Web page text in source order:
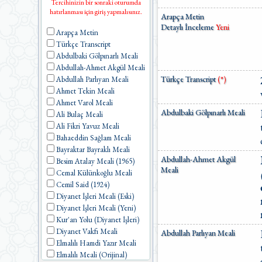
Tercihinizin bir sonraki oturumda
hatırlanması için giriş yapmalısınız.
Arapça Metin
Türkçe Transcript
Abdulbaki Gölpınarlı Meali
Abdullah-Ahmet Akgül Meali
Abdullah Parlıyan Meali
Ahmet Tekin Meali
Ahmet Varol Meali
Ali Bulaç Meali
Ali Fikri Yavuz Meali
Bahaeddin Sağlam Meali
Bayraktar Bayraklı Meali
Besim Atalay Meali (1965)
Cemal Külünkoğlu Meali
Cemil Said (1924)
Diyanet İşleri Meali (Eski)
Diyanet İşleri Meali (Yeni)
Kur'an Yolu (Diyanet İşleri)
Diyanet Vakfı Meali
Elmalılı Hamdi Yazır Meali
Elmalılı Meali (Orijinal)
Arapça Metin
Detaylı İncelemeYeni
Türkçe Transcript(*)
Abdulbaki Gölpınarlı Meali
Abdullah-Ahmet Akgül
Meali
Abdullah Parlıyan Meali